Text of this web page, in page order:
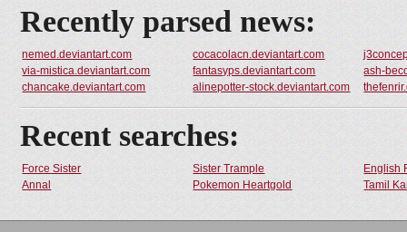
Recently parsed news:
nemed.deviantart.com cocacolacn.deviantart.com
via-mistica.deviantart.com
fantasyps.deviantart.com
ash-
chancake.deviantart.com
alinepotter-stock.deviantart.com
Recent searches:
Force Sister Sister Trample
English
Annal
Pokemon Heartgold Tamil